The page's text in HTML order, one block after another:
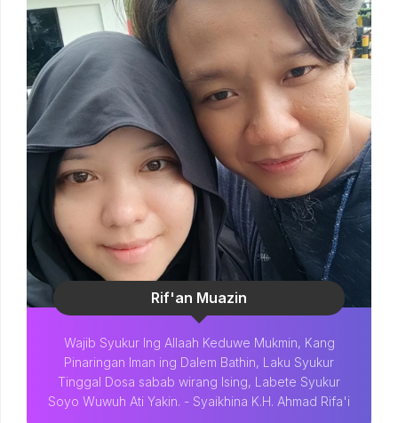
Rif'an Muazin
Wajib Syukur Ing Allaah Keduwe Mukmin, Kang
Pinaringan Iman ing Dalem Bathin, Laku Syukur
Tinggal Dosa sabab wirang Ising, Labete Syukur
Soyo Wuwuh Ati Yakin. - Syaikhina K.H. Ahmad Rifa'i